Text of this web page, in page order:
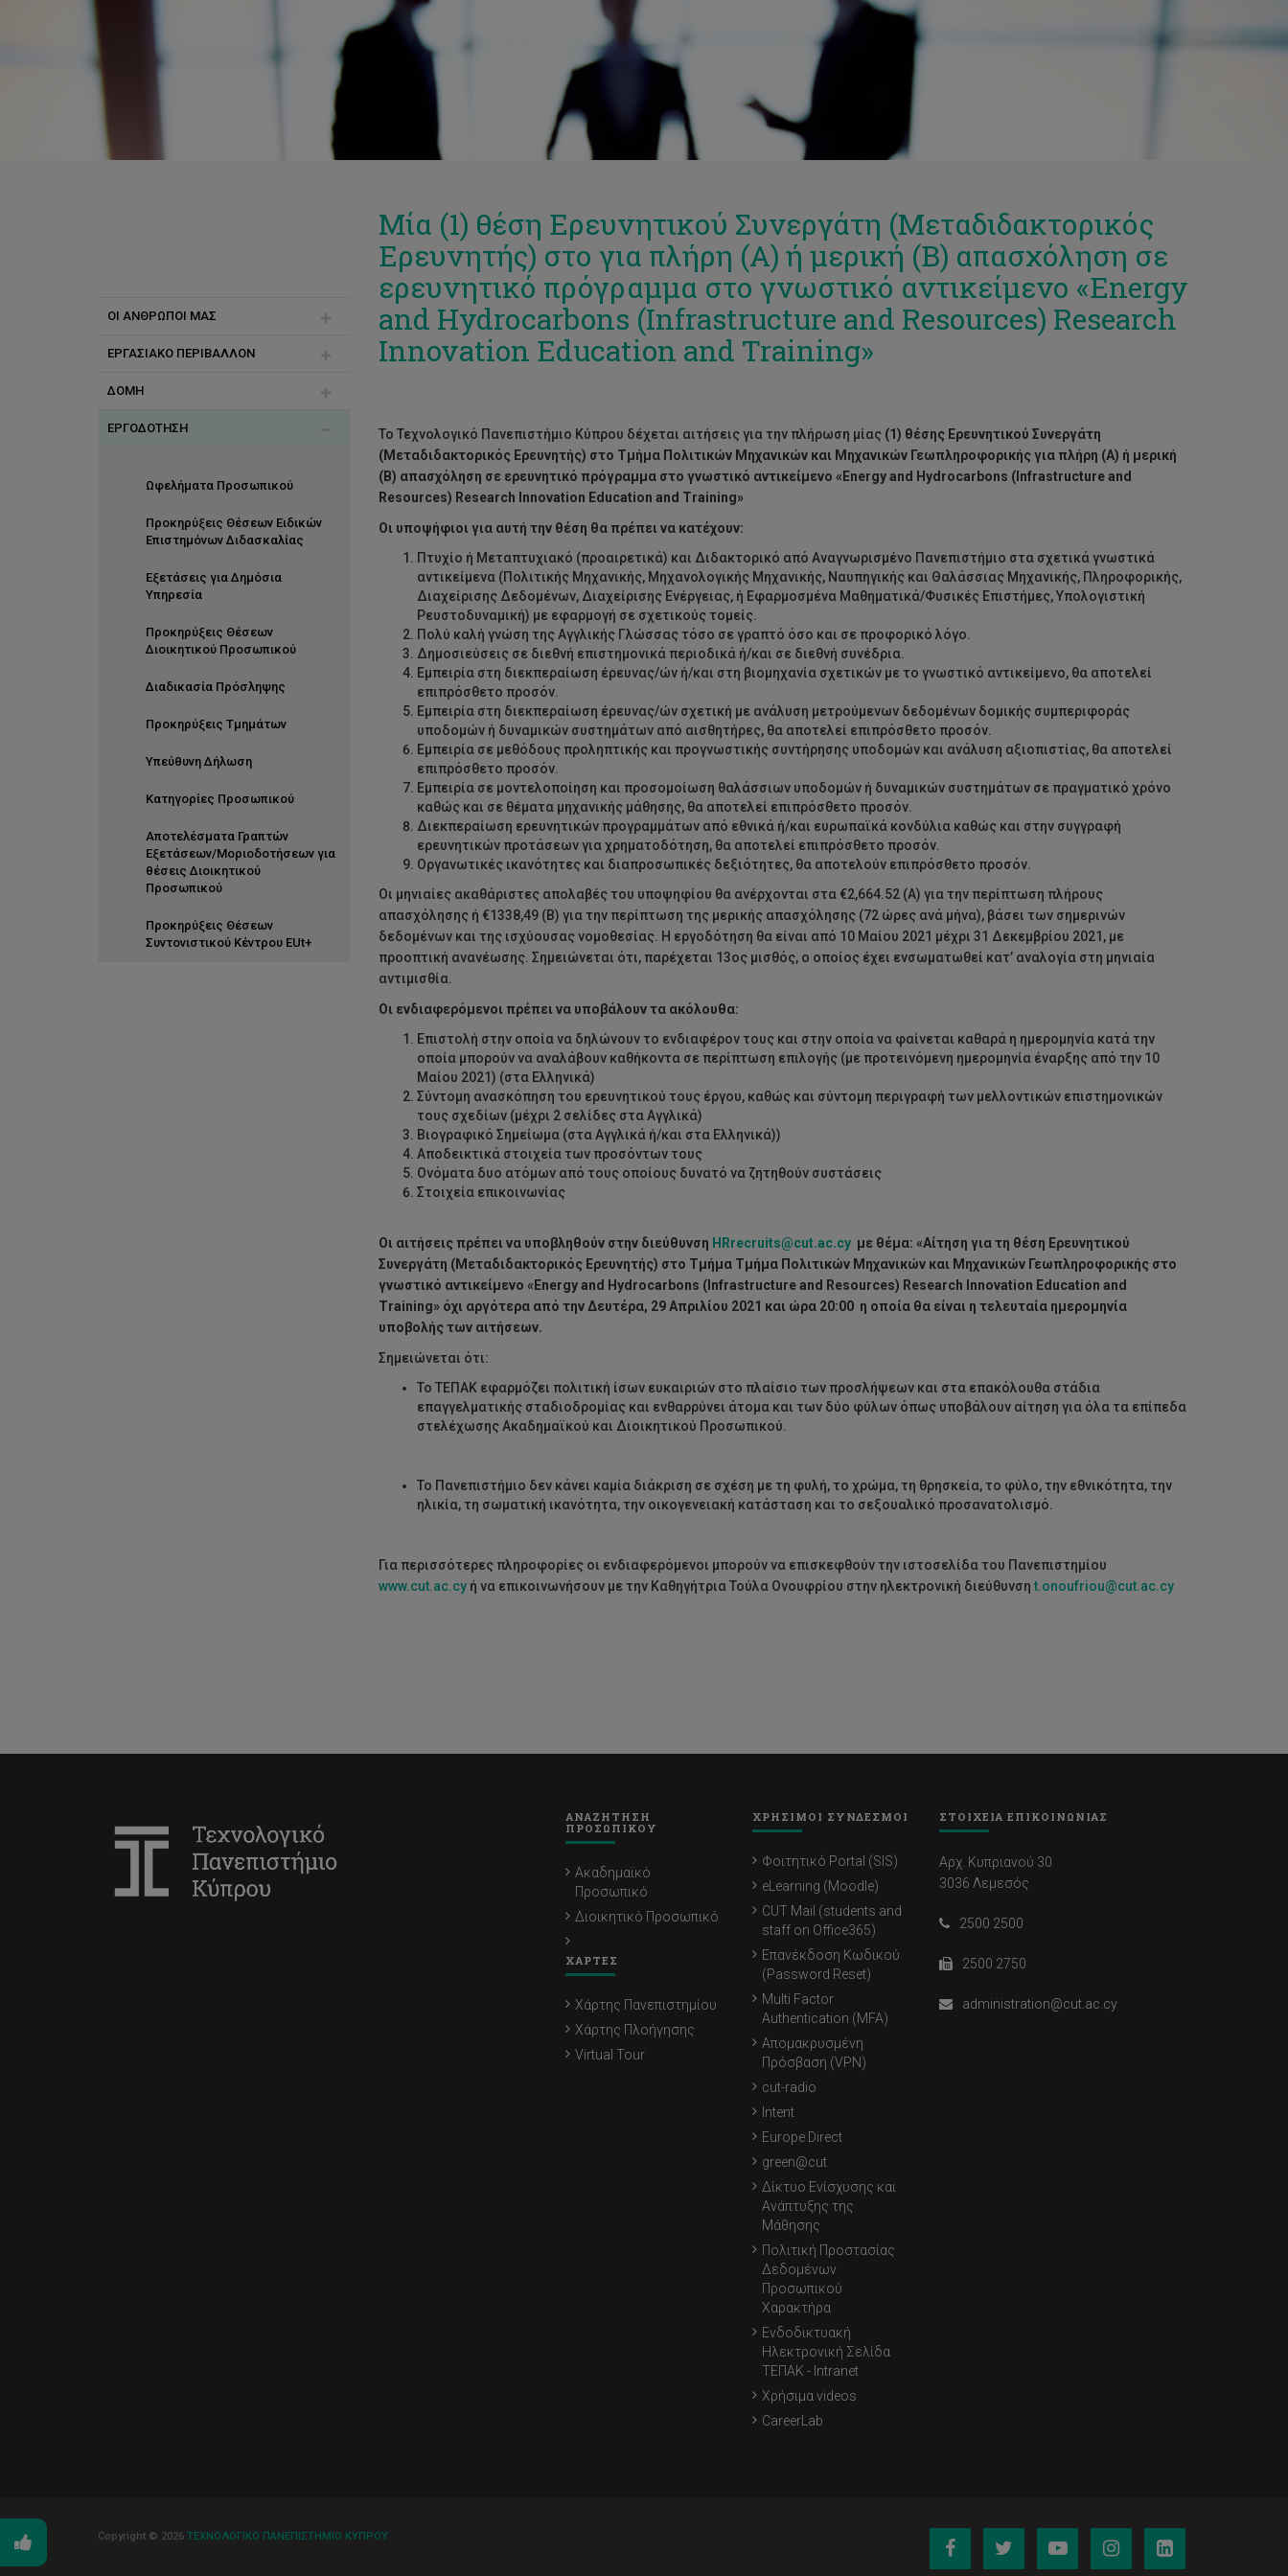
ΟΙ ΑΝΘΡΩΠΟΙ ΜΑΣ
Γνωρίστε την ΥΑΔ
Επικοινωνία
Σύστηματα Διεύθυνσης
Το προσωπικό σε αριθμούς
ΕΡΓΑΣΙΑΚΟ ΠΕΡΙΒΑΛΛΟΝ
Πανεπιστημιακή Κοινότητα
Διακρίσεις
ΔΟΜΗ
Διαδρομή Καριέρας
ΕΡΓΟΔΟΤΗΣΗ
Ωφελήματα Προσωπικού
Προκηρύξεις Θέσεων Ειδικών
Επιστημόνων Διδασκαλίας
Εξετάσεις για Δημόσια
Υπηρεσία
Προκηρύξεις Θέσεων
Διοικητικού Προσωπικού
Διαδικασία Πρόσληψης
Προκηρύξεις Τμημάτων
Υπεύθυνη Δήλωση
Κατηγορίες Προσωπικού
Αποτελέσματα Γραπτών
Εξετάσεων/Μοριοδοτήσεων για
θέσεις Διοικητικού
Προσωπικού
Προκηρύξεις Θέσεων
Συντονιστικού Κέντρου EUt+
Μία (1) θέση Ερευνητικού Συνεργάτη (Μεταδιδακτορικός
Ερευνητής) στο για πλήρη (Α) ή μερική (Β) απασχόληση σε
ερευνητικό πρόγραμμα στο γνωστικό αντικείμενο «Energy
and Hydrocarbons (Infrastructure and Resources) Research
Innovation Education and Training»
Το Τεχνολογικό Πανεπιστήμιο Κύπρου δέχεται αιτήσεις για την πλήρωση μίας (1) θέσης Ερευνητικού Συνεργάτη
(Μεταδιδακτορικός Ερευνητής) στο Τμήμα Πολιτικών Μηχανικών και Μηχανικών Γεωπληροφορικής για πλήρη (Α) ή μερική
(Β) απασχόληση σε ερευνητικό πρόγραμμα στο γνωστικό αντικείμενο «Energy and Hydrocarbons (Infrastructure and
Resources) Research Innovation Education and Training»
Οι υποψήφιοι για αυτή την θέση θα πρέπει να κατέχουν:
Πτυχίο ή Μεταπτυχιακό (προαιρετικά) και Διδακτορικό από Αναγνωρισμένο Πανεπιστήμιο στα σχετικά γνωστικά
αντικείμενα (Πολιτικής Μηχανικής, Μηχανολογικής Μηχανικής, Ναυπηγικής και Θαλάσσιας Μηχανικής, Πληροφορικής,
Διαχείρισης Δεδομένων, Διαχείρισης Ενέργειας, ή Εφαρμοσμένα Μαθηματικά/Φυσικές Επιστήμες, Υπολογιστική
Ρευστοδυναμική) με εφαρμογή σε σχετικούς τομείς.
Πολύ καλή γνώση της Αγγλικής Γλώσσας τόσο σε γραπτό όσο και σε προφορικό λόγο.
Δημοσιεύσεις σε διεθνή επιστημονικά περιοδικά ή/και σε διεθνή συνέδρια.
Εμπειρία στη διεκπεραίωση έρευνας/ών ή/και στη βιομηχανία σχετικών με το γνωστικό αντικείμενο, θα αποτελεί
επιπρόσθετο προσόν.
Εμπειρία στη διεκπεραίωση έρευνας/ών σχετική με ανάλυση μετρούμενων δεδομένων δομικής συμπεριφοράς
υποδομών ή δυναμικών συστημάτων από αισθητήρες, θα αποτελεί επιπρόσθετο προσόν.
Εμπειρία σε μεθόδους προληπτικής και προγνωστικής συντήρησης υποδομών και ανάλυση αξιοπιστίας, θα αποτελεί
επιπρόσθετο προσόν.
Εμπειρία σε μοντελοποίηση και προσομοίωση θαλάσσιων υποδομών ή δυναμικών συστημάτων σε πραγματικό χρόνο
καθώς και σε θέματα μηχανικής μάθησης, θα αποτελεί επιπρόσθετο προσόν.
Διεκπεραίωση ερευνητικών προγραμμάτων από εθνικά ή/και ευρωπαϊκά κονδύλια καθώς και στην συγγραφή
ερευνητικών προτάσεων για χρηματοδότηση, θα αποτελεί επιπρόσθετο προσόν.
Οργανωτικές ικανότητες και διαπροσωπικές δεξιότητες, θα αποτελούν επιπρόσθετο προσόν.
Οι μηνιαίες ακαθάριστες απολαβές του υποψηφίου θα ανέρχονται στα €2,664.52 (Α) για την περίπτωση πλήρους
απασχόλησης ή €1338,49 (Β) για την περίπτωση της μερικής απασχόλησης (72 ώρες ανά μήνα), βάσει των σημερινών
δεδομένων και της ισχύουσας νομοθεσίας. Η εργοδότηση θα είναι από 10 Μαίου 2021 μέχρι 31 Δεκεμβρίου 2021, με
προοπτική ανανέωσης. Σημειώνεται ότι, παρέχεται 13ος μισθός, ο οποίος έχει ενσωματωθεί κατ’ αναλογία στη μηνιαία
αντιμισθία.
Οι ενδιαφερόμενοι πρέπει να υποβάλουν τα ακόλουθα:
Επιστολή στην οποία να δηλώνουν το ενδιαφέρον τους και στην οποία να φαίνεται καθαρά η ημερομηνία κατά την
οποία μπορούν να αναλάβουν καθήκοντα σε περίπτωση επιλογής (με προτεινόμενη ημερομηνία έναρξης από την 10
Μαίου 2021) (στα Ελληνικά)
Σύντομη ανασκόπηση του ερευνητικού τους έργου, καθώς και σύντομη περιγραφή των μελλοντικών επιστημονικών
τους σχεδίων (μέχρι 2 σελίδες στα Αγγλικά)
Βιογραφικό Σημείωμα (στα Αγγλικά ή/και στα Ελληνικά))
Αποδεικτικά στοιχεία των προσόντων τους
Ονόματα δυο ατόμων από τους οποίους δυνατό να ζητηθούν συστάσεις
Στοιχεία επικοινωνίας
Οι αιτήσεις πρέπει να υποβληθούν στην διεύθυνση HRrecruits@cut.ac.cyμε θέμα: «Αίτηση για τη θέση Ερευνητικού
Συνεργάτη (Μεταδιδακτορικός Ερευνητής) στο ΤμήμαΤμήμα Πολιτικών Μηχανικών και Μηχανικών Γεωπληροφορικής στο
γνωστικό αντικείμενο «Energy and Hydrocarbons (Infrastructure and Resources) Research Innovation Education and
Training» όχι αργότερα από την Δευτέρα, 29 Απριλίου 2021 και ώρα 20:00 η οποία θα είναι η τελευταία ημερομηνία
υποβολής των αιτήσεων.
Σημειώνεται ότι:
Το ΤΕΠΑΚ εφαρμόζει πολιτική ίσων ευκαιριών στο πλαίσιο των προσλήψεων και στα επακόλουθα στάδια
επαγγελματικής σταδιοδρομίας και ενθαρρύνει άτομα και των δύο φύλων όπως υποβάλουν αίτηση για όλα τα επίπεδα
στελέχωσης Ακαδημαϊκού και Διοικητικού Προσωπικού.
Το Πανεπιστήμιο δεν κάνει καμία διάκριση σε σχέση με τη φυλή, το χρώμα, τη θρησκεία, το φύλο, την εθνικότητα, την
ηλικία, τη σωματική ικανότητα, την οικογενειακή κατάσταση και το σεξουαλικό προσανατολισμό.
Για περισσότερες πληροφορίες οι ενδιαφερόμενοι μπορούν να επισκεφθούν την ιστοσελίδα του Πανεπιστημίου
www.cut.ac.cyή να επικοινωνήσουν με την Καθηγήτρια Τούλα Ονουφρίου στην ηλεκτρονική διεύθυνσηt.onoufriou@cut.ac.cy
ΑΝΑΖΗΤΗΣΗ
ΠΡΟΣΩΠΙΚΟΥ
Ακαδημαϊκό
Προσωπικό
Διοικητικό Προσωπικό
ΧΑΡΤΕΣ
Χάρτης Πανεπιστημίου
Χάρτης Πλοήγησης
Virtual Tour
ΧΡΗΣΙΜΟΙ ΣΥΝΔΕΣΜΟΙ
Φοιτητικό Portal (SIS)
eLearning (Moodle)
CUT Mail (students and
staff on Office365)
Επανέκδοση Κωδικού
(Password Reset)
Multi Factor
Authentication (MFA)
Απομακρυσμένη
Πρόσβαση (VPN)
cut-radio
Intent
Europe Direct
green@cut
Δίκτυο Ενίσχυσης και
Ανάπτυξης της
Μάθησης
Πολιτική Προστασίας
Δεδομένων
Προσωπικού
Χαρακτήρα
Ενδοδικτυακή
Ηλεκτρονική Σελίδα
ΤΕΠΑΚ - Intranet
Χρήσιμα videos
CareerLab
ΣΤΟΙΧΕΙΑ ΕΠΙΚΟΙΝΩΝΙΑΣ
Αρχ. Κυπριανού 30
3036 Λεμεσός
2500 2500
2500 2750
administration@cut.ac.cy
Copyright © 2026 ΤΕΧΝΟΛΟΓΙΚΟ ΠΑΝΕΠΙΣΤΗΜΙΟ ΚΥΠΡΟΥ